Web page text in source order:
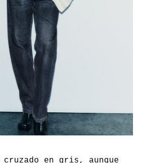
en gris, aunque